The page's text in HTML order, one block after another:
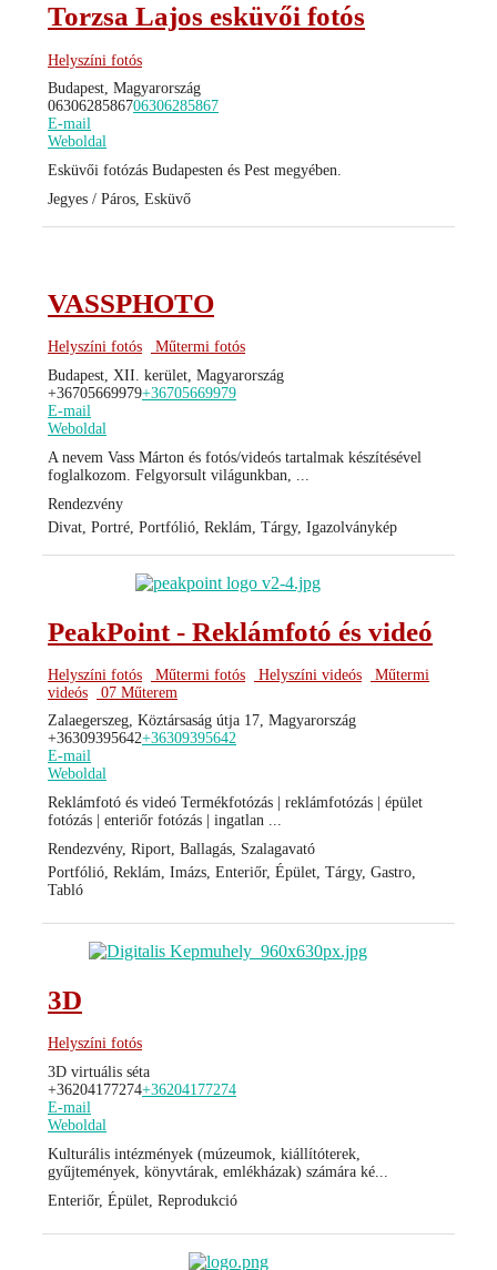
Torzsa Lajos esküvői fotós
Helyszíni fotós
Budapest, Magyarország
0630628586706306285867
E-mail
Weboldal
Esküvői fotózás Budapesten és Pest megyében.
Jegyes / Páros, Esküvő
VASSPHOTO
Helyszíni fotós
Műtermi fotós
Budapest, XII. kerület, Magyarország
+36705669979+36705669979
E-mail
Weboldal
A nevem Vass Márton és fotós/videós tartalmak készítésével
foglalkozom. Felgyorsult világunkban, ...
Rendezvény
Divat, Portré, Portfólió, Reklám, Tárgy, Igazolványkép
PeakPoint - Reklámfotó és videó
Helyszíni fotós Műtermi fotós Helyszíni videós
Műtermi
videós
07 Műterem
Zalaegerszeg, Köztársaság útja 17, Magyarország
+36309395642+36309395642
E-mail
Weboldal
Reklámfotó és videó Termékfotózás | reklámfotózás | épület
fotózás | enteriőr fotózás | ingatlan ...
Rendezvény, Riport, Ballagás, Szalagavató
Portfólió, Reklám, Imázs, Enteriőr, Épület, Tárgy, Gastro,
Tabló
3D
Helyszíni fotós
3D virtuális séta
+36204177274+36204177274
E-mail
Weboldal
Kulturális intézmények (múzeumok, kiállítóterek,
gyűjtemények, könyvtárak, emlékházak) számára ké...
Enteriőr, Épület, Reprodukció